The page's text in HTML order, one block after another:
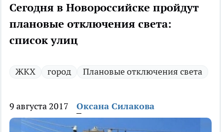
Сегодня в Новороссийске пройдут
плановые отключения света:
список улиц
ЖКХ город Плановые отключения света
9 августа 2017 Оксана Силакова